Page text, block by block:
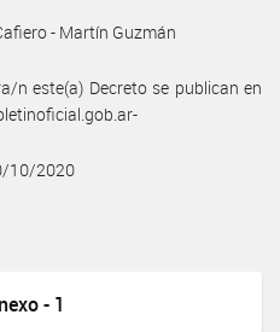
- Martín Guzmán
n este(a) Decreto se publican en
10/2020
- 1